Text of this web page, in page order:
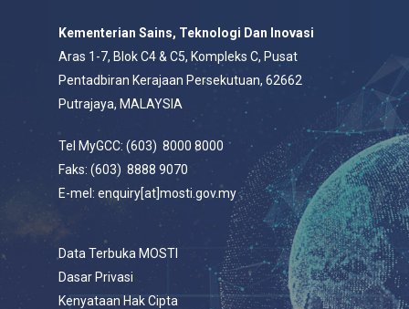
Kementerian Sains, Teknologi Dan Inovasi
Aras 1-7, Blok C4 & C5, Kompleks C, Pusat
Pentadbiran Kerajaan Persekutuan, 62662
Putrajaya, MALAYSIA
Tel MyGCC: (603) 8000 8000
Faks: (603) 8888 9070
E-mel: enquiry[at]mosti.gov.my
Data Terbuka MOSTI
Dasar Privasi
Kenyataan Hak Cipta